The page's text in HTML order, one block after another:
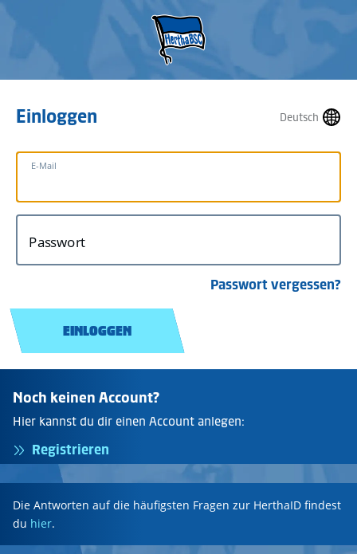
Deutsch
Einloggen
E-Mail
Passwort
Passwort vergessen?
EINLOGGEN
Noch keinen Account?
Hier kannst du dir einen Account anlegen:
Registrieren
Die Antworten auf die häufigsten Fragen zur HerthaID findest
du hier.